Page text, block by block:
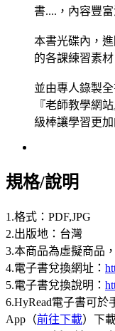
書....，內容豐
本書光碟內，
的各課練習素
並由專人錄製
『老師教學網
級棒讓學習更
規格/說明
1.格式：PDF,JPG
2.出版地：台灣
3.本商品為虛擬商品
4.電子書兌換網址：
5.電子書兌換說明：
6.HyRead電子書可於
App（前往下載）下